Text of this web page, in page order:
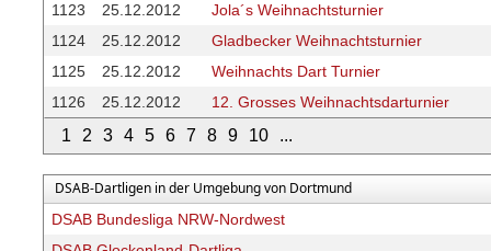
1 2 3 4 5 6 7 8 9 10 ...
1123
25.12.2012
Jola´s Weihnachtsturnier
1124
25.12.2012
Gladbecker Weihnachtsturnier
1125
25.12.2012
Weihnachts Dart Turnier
1126
25.12.2012 12. Grosses Weihnachtsdarturnier
DSAB-Dartligen in der Umgebung von Dortmund
DSAB Bundesliga NRW-Nordwest